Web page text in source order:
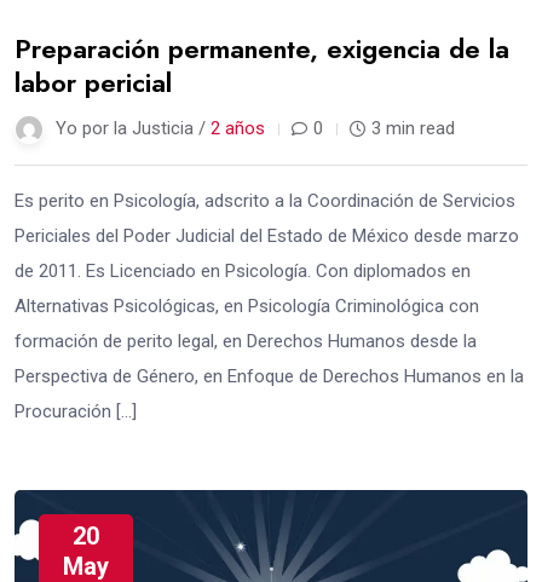
Preparación permanente, exigencia de la
labor pericial
Yo por la Justicia / 2 años 0 3 min read
Es perito en Psicología, adscrito a la Coordinación de Servicios
Periciales del Poder Judicial del Estado de México desde marzo
de 2011. Es Licenciado en Psicología. Con diplomados en
Alternativas Psicológicas, en Psicología Criminológica con
formación de perito legal, en Derechos Humanos desde la
Perspectiva de Género, en Enfoque de Derechos Humanos en la
Procuración […]
20
May